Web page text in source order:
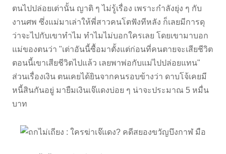
ตนไปปล่อยเต่านั้น ญาติ ๆ ไม่รู้เรื่อง เพราะกำลังยุ่ง ๆ กับ
งานศพ ซึ่งแม่มาเล่าให้พี่สาวคนโตฟังทีหลัง ก็เลยมีการดุ
ว่าจะไปกับเขาทำไม ทำไมไม่บอกใครเลย โดยเขามาบอก
แม่ของตนว่า "เต่าอันนี้ซื้อมาตั้งแต่ก่อนที่คนตายจะเสียชีวิต
ตอนนี้เขาเสียชีวิตไปแล้ว เลยพาพ่อกับแม่ไปปล่อยแทน"
ส่วนเรื่องเงิน ตนเคยได้ยินจากคนรอบข้างว่า ดาบโจ้เคยมี
หนี้สินกันอยู่ มายืมเงินเจ๊แดงบ่อย ๆ น่าจะประมาณ 5 หมื่น
บาท